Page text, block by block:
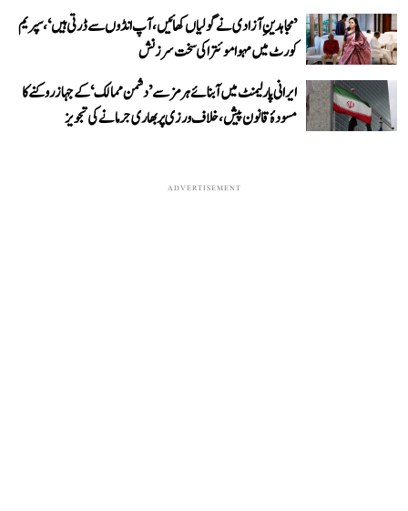
’مجاہدینِ آزادی نے گولیاں کھائیں، آپ انڈوں سے ڈرتی ہیں‘، سپریم
کورٹ میں مہوا موئترا کی سخت سرزنش
ایرانی پارلیمنٹ میں آبنائے ہرمز سے ’دشمن ممالک‘ کے جہاز روکنے کا
مسودۂ قانون پیش، خلاف ورزی پر بھاری جرمانے کی تجویز
ADVERTISEMENT